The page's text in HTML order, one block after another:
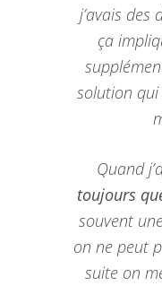
j’avais des
ça
solution
Quand
toujours
souvent
on ne peut
suite on